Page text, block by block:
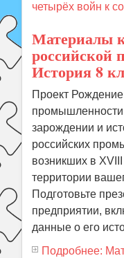
четырёх войн к
Материалы
История 8
Проект
зарождении и
российских
возникших в
территории
Подготовьте
предприятии,
данные о его
Подробнее: